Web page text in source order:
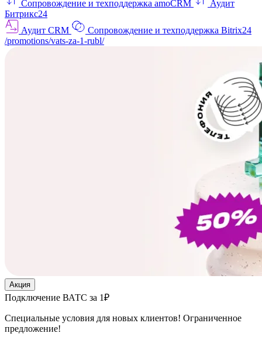
Сопровождение и техподдержка amoCRM
Аудит
Битрикс24
Аудит CRM
Сопровождение и техподдержка Bitrix24
/promotions/vats-za-1-rubl/
Акция
Подключение ВАТС за 1₽
Специальные условия для новых клиентов! Ограниченное
предложение!